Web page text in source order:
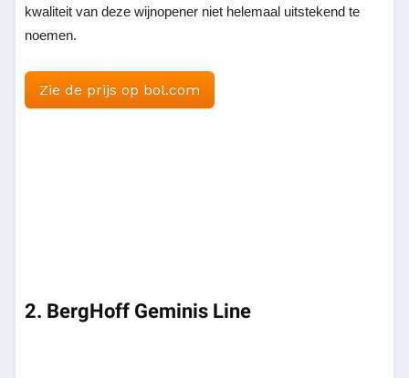
kwaliteit van deze wijnopener niet helemaal uitstekend te
noemen.
Zie de prijs op bol.com
2. BergHoff Geminis Line